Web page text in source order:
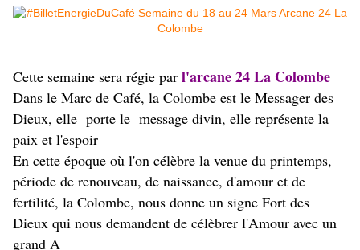
Cette semaine sera régie par l'arcane 24 La Colombe
Dans le Marc de Café, la Colombe est le Messager des
Dieux, elle porte le message divin, elle représente la
paix et l'espoir
En cette époque où l'on célèbre la venue du printemps,
période de renouveau, de naissance, d'amour et de
fertilité, la Colombe, nous donne un signe Fort des
Dieux qui nous demandent de célèbrer l'Amour avec un
grand A